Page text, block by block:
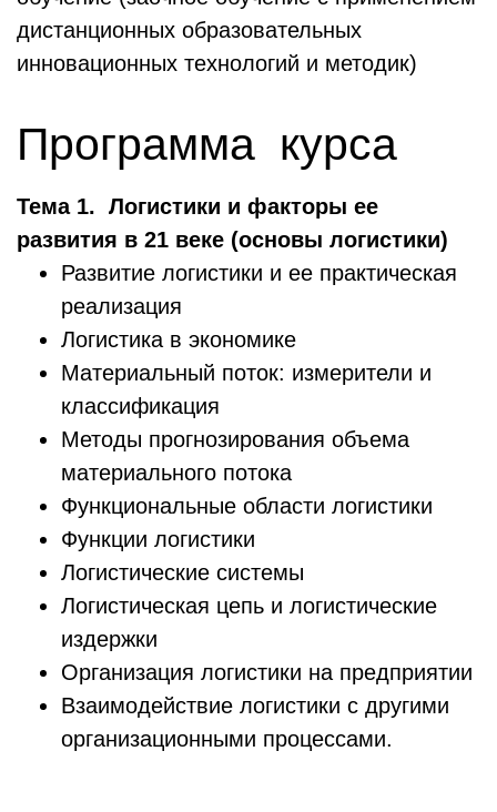
дистанционных образовательных
инновационных технологий и методик)
Программа курса
Тема 1. Логистики и факторы ее
развития в 21 веке (основы логистики)
Развитие логистики и ее практическая
реализация
Логистика в экономике
Материальный поток: измерители и
классификация
Методы прогнозирования объема
материального потока
Функциональные области логистики
Функции логистики
Логистические системы
Логистическая цепь и логистические
издержки
Организация логистики на предприятии
Взаимодействие логистики с другими
организационными процессами.